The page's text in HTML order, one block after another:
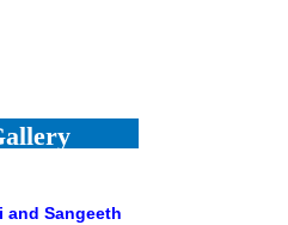
and Sangeeth